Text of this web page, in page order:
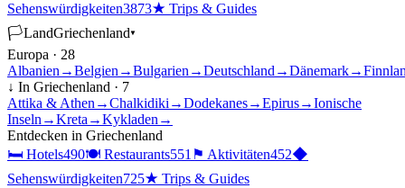
Sehenswürdigkeiten3873★ Trips & Guides
🏳LandGriechenland▾
Europa · 28
Albanien →Belgien →Bulgarien →Deutschland →Dänemark→
↓ In Griechenland · 7
Attika & Athen →Chalkidiki →Dodekanes→Epirus→Ionische
Inseln →Kreta →Kykladen →
Entdecken in Griechenland
🛏 Hotels490🍽 Restaurants551 ⚑ Aktivitäten452◆
Sehenswürdigkeiten725★ Trips & Guides